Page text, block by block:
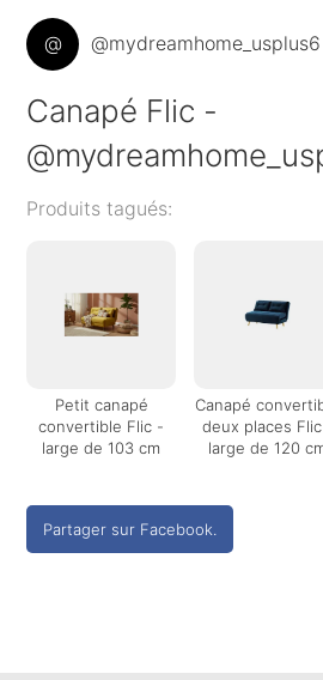
@ @mydreamhome_usplus6
Canapé Flic -
Produits tagués:
Petit canapé
convertible Flic -
large de 103 cm
Canapé
deux places
large de 120
Partager sur Facebook.